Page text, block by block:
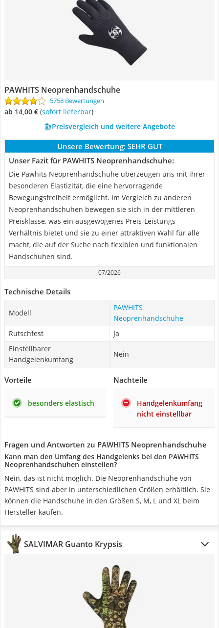
PAWHITS Neoprenhandschuhe
5758 Bewertungen
ab 14,00 € ( Sofort lieferbar)
Preisvergleich und weitere Angebote
Unsere Bewertung: SEHR GUT
Unser Fazit für PAWHITS Neoprenhandschuhe:
Die Pawhits Neoprenhandschuhe überzeugen uns mit ihrer
besonderen Elastizität, die eine hervorragende
Bewegungsfreiheit ermöglicht. Im Vergleich zu anderen
Neoprenhandschuhen bewegen sie sich in der mittleren
Preisklasse, was ein ausgewogenes Preis-Leistungs-
Verhältnis bietet und sie zu einer attraktiven Wahl für alle
macht, die auf der Suche nach flexiblen und funktionalen
Handschuhen sind.
07/2026
Technische Details
Modell
PAWHITS
Neoprenhandschuhe
Rutschfest
Ja
Einstellbarer
Handgelenkumfang
Nein
Vorteile
besonders elastisch
Nachteile
Handgelenkumfang
nicht einstellbar
Fragen und Antworten zu PAWHITS Neoprenhandschuhe
Kann man den Umfang des Handgelenks bei den PAWHITS
Neoprenhandschuhen einstellen?
Nein, das ist nicht möglich. Die Neoprenhandschuhe von
PAWHITS sind aber in unterschiedlichen Größen erhältlich. Sie
können die Handschuhe in den Größen S, M, L und XL beim
Hersteller kaufen.
SALVIMAR Guanto Krypsis